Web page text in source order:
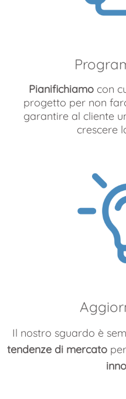
Pianifichiamocon
progetto per non
garantire al cliente
crescere
Il nostro sguardo è
tendenze di mercato